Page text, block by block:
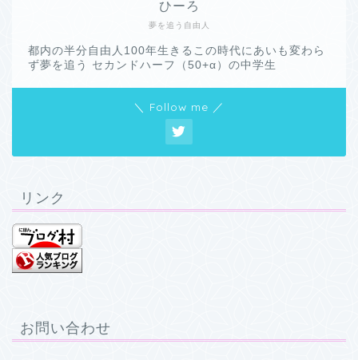
夢を追う自由人
ひーろ
都内の半分自由人100年生きるこの時代にあいも変わら
ず夢を追う セカンドハーフ（50+α）の中学生
＼ Follow me ／
リンク
お問い合わせ